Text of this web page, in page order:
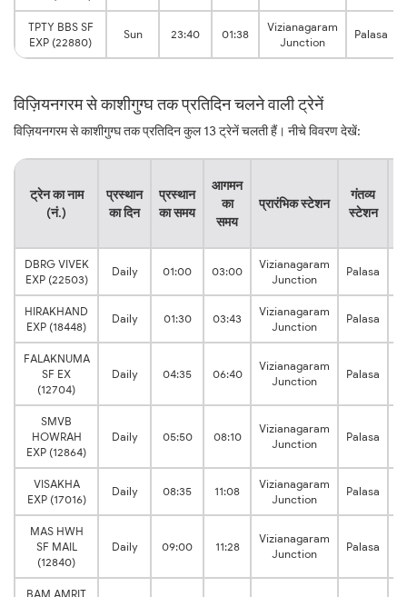
TPTY BBS SF
EXP (22880)
Sun 23:40 01:38
Vizianagaram
Junction
Palasa
विज़ियनगरम से काशीगुग्घ तक प्रतिदिन चलने वाली ट्रेनें
विज़ियनगरम से काशीगुग्घ तक प्रतिदिन कुल 13 ट्रेनें चलती हैं। नीचे विवरण देखें:
ट्रेन का नाम
(नं.)
प्रस्थान
का दिन
प्रस्थान
का समय
आगमन
का
समय
प्रारंभिक स्टेशन
गंतव्य
स्टेशन
DBRG VIVEK
EXP (22503)
Daily 01:00 03:00
Vizianagaram
Junction
Palasa
HIRAKHAND
EXP (18448)
Daily 01:30 03:43
Vizianagaram
Junction
Palasa
FALAKNUMA
SF EX
(12704)
Daily 04:35 06:40
Vizianagaram
Junction
Palasa
SMVB
HOWRAH
EXP (12864)
Daily 05:50 08:10
Vizianagaram
Junction
Palasa
VISAKHA
EXP (17016)
Daily 08:35 11:08
Vizianagaram
Junction
Palasa
MAS HWH
SF MAIL
(12840)
Daily 09:00 11:28
Vizianagaram
Junction
Palasa
BAM AMRIT